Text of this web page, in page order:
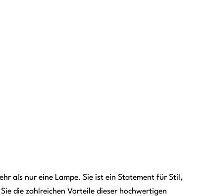
als nur eine Lampe. Sie ist ein Statement für Stil,
die zahlreichen Vorteile dieser hochwertigen